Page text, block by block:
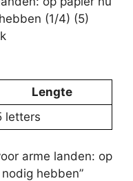
(1/4) (5)
Lengte
letters
arme landen: op
hebben”